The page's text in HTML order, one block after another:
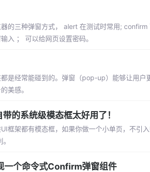
的三种弹窗方式， alert 在测试时常用;
入 ； 可以给网页设置密码。
是经常能碰到的。弹窗（pop-up）能够让用
美感。
的系统级模态框太好用了！
框架都有模态框，如果你做一个小单页，不
个命令式Confirm弹窗组件